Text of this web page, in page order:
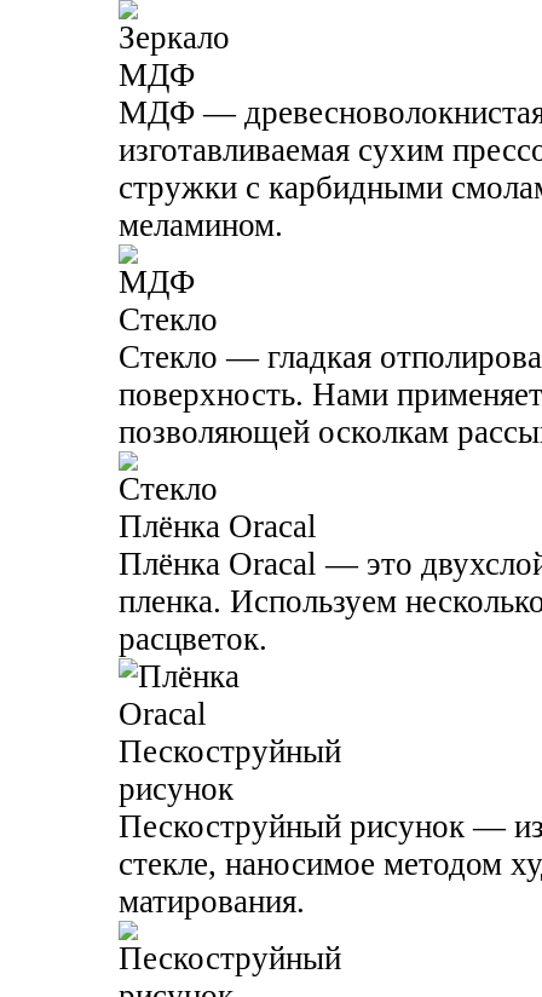
МДФ
МДФ — древесноволокнистая
изготавливаемая сухим
стружки с карбидными
меламином.
Стекло
Стекло — гладкая
поверхность. Нами
позволяющей осколкам
Плёнка Oracal
Плёнка Oracal — это
пленка. Используем
расцветок.
Пескоструйный
рисунок
Пескоструйный рисунок —
стекле, наносимое методом
матирования.